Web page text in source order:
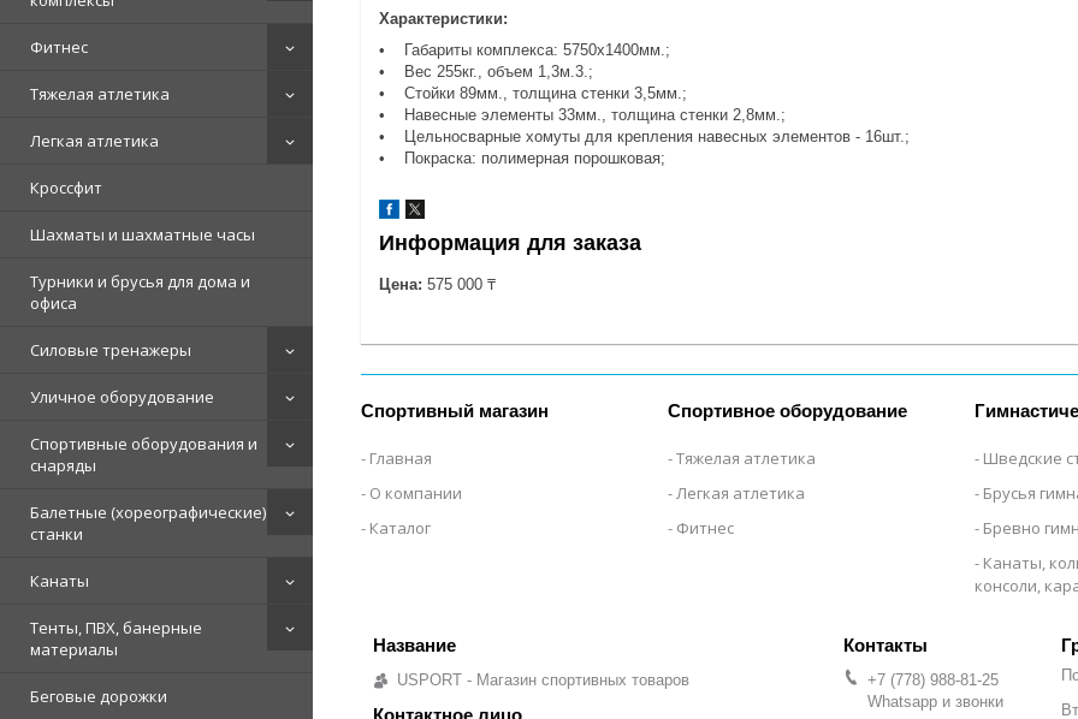
Фитнес
Тяжелая атлетика
Легкая атлетика
Кроссфит
Шахматы и шахматные часы
Турники и брусья для дома и
офиса
Силовые тренажеры
Уличное оборудование
Спортивные оборудования и
снаряды
Балетные (хореографические)
станки
Канаты
Тенты, ПВХ, банерные
материалы
Беговые дорожки
Характеристики:
• Габариты комплекса: 5750х1400мм.;
• Вес 255кг., объем 1,3м.3.;
• Стойки 89мм., толщина стенки 3,5мм.;
• Навесные элементы 33мм., толщина стенки 2,8мм.;
• Цельносварные хомуты для крепления навесных элементов - 16шт.;
• Покраска: полимерная порошковая;
Информация для заказа
Цена: 575 000 ₸
Спортивный магазин
Главная
О компании
Каталог
Спортивное оборудование
Тяжелая атлетика
Легкая атлетика
Фитнес
Шведские
Брусья
Бревно
Канаты,
консоли,
USPORT - Магазин спортивных товаров
+7 (778) 988-81-25
Whatsapp и звонки